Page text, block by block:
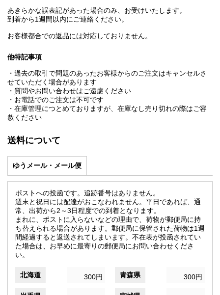
あきらかな誤表記があった場合のみ、お受けいたします。
到着から1週間以内にご連絡ください。
お客様都合での返品には対応しておりません。
他特記事項
・過去の取引で問題のあったお客様からのご注文はキャンセルさ
せていただく場合があります
・質問やお問い合わせはご遠慮ください
・お電話でのご注文は不可です
・在庫管理につとめておりますが、在庫なし売り切れの際はご容
赦ください
送料について
ゆうメール・メール便
ポストへの投函です。追跡番号はありません。
週末と祝日には配達がおこなわれません。平日であれば、通
常、出荷から2～3日程度での到着となります。
まれに、ポストに入らないなどの理由で、荷物が郵便局に持
ち替えられる場合があります。郵便局に保管された荷物は1週
間経過すると返送されてしまいます。不在表が投函されてい
た場合は、お早めに最寄りの郵便局にお問い合わせくださ
い。
北海道 300円 青森県 300円